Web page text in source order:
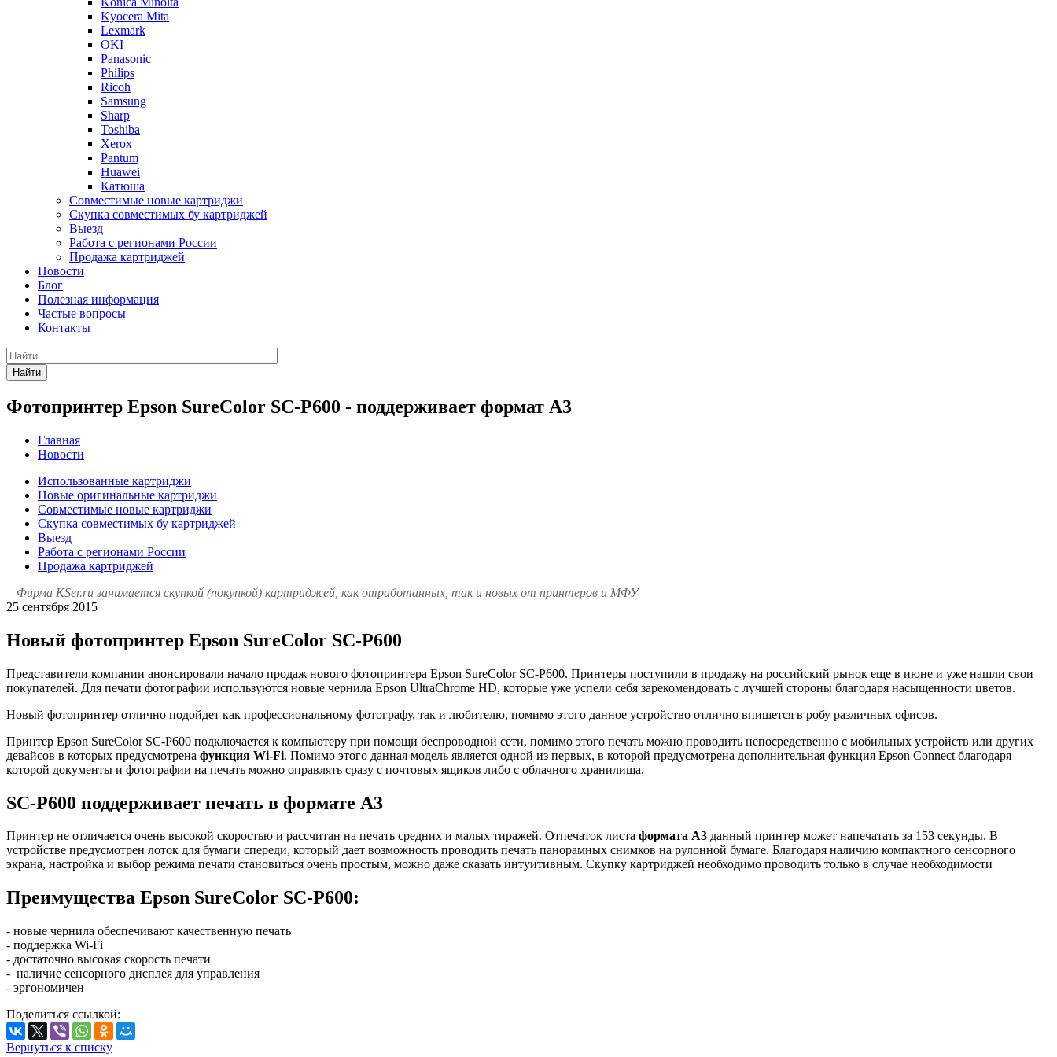
Kyocera Mita
Lexmark
OKI
Panasonic
Philips
Ricoh
Samsung
Sharp
Toshiba
Xerox
Pantum
Huawei
Катюша
Совместимые новые картриджи
Скупка совместимых бу картриджей
Выезд
Работа с регионами России
Продажа картриджей
Новости
Блог
Полезная информация
Частые вопросы
Контакты
Найти
Фотопринтер Epson SureColor SC-P600 - поддерживает формат А3
Главная
Новости
Использованные картриджи
Новые оригинальные картриджи
Совместимые новые картриджи
Скупка совместимых бу картриджей
Выезд
Работа с регионами России
Продажа картриджей
Фирма KSer.ru занимается скупкой (покупкой) картриджей, как отработанных, так и новых от принтеров и МФУ
25 сентября 2015
Новый фотопринтер Epson SureColor SC-P600
Представители компании анонсировали начало продаж нового фотопринтера Epson SureColor SC-P600. Принтеры поступили в продажу на российский рынок еще в июне и уже нашли свои
покупателей. Для печати фотографии используются новые чернила Epson UltraChrome HD, которые уже успели себя зарекомендовать с лучшей стороны благодаря насыщенности цветов.
Новый фотопринтер отлично подойдет как профессиональному фотографу, так и любителю, помимо этого данное устройство отлично впишется в робу различных офисов.
Принтер Epson SureColor SC-P600 подключается к компьютеру при помощи беспроводной сети, помимо этого печать можно проводить непосредственно с мобильных устройств или других
девайсов в которых предусмотрена функция Wi-Fi. Помимо этого данная модель является одной из первых, в которой предусмотрена дополнительная функция Epson Connect благодаря
которой документы и фотографии на печать можно оправлять сразу с почтовых ящиков либо с облачного хранилища.
SC-P600 поддерживает печать в формате А3
Принтер не отличается очень высокой скоростью и рассчитан на печать средних и малых тиражей. Отпечаток листа формата А3 данный принтер может напечатать за 153 секунды. В
устройстве предусмотрен лоток для бумаги спереди, который дает возможность проводить печать панорамных снимков на рулонной бумаге. Благодаря наличию компактного сенсорного
экрана, настройка и выбор режима печати становиться очень простым, можно даже сказать интуитивным. Скупку картриджей необходимо проводить только в случае необходимости
Преимущества Epson SureColor SC-P600:
- новые чернила обеспечивают качественную печать
- поддержка Wi-Fi
- достаточно высокая скорость печати
- наличие сенсорного дисплея для управления
- эргономичен
Поделиться ссылкой:
Вернуться к списку